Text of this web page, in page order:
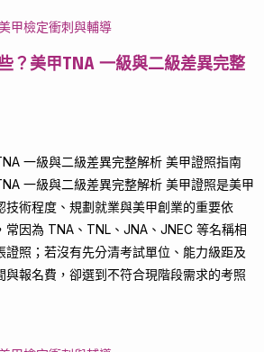
？美甲TNA 一級與二級差異完整
一級與二級差異完整解析 美甲證照指南
一級與二級差異完整解析 美甲證照是美甲
技術程度、規劃就業與美甲創業的重要依
常因為 TNA、TNL、JNA、JNEC 等名稱相
證照；若沒有先分清考試單位、能力級距及
與報名費，卻選到不符合現階段需求的考照